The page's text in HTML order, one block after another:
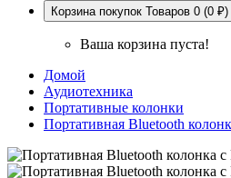
Корзина покупок Товаров 0 (0 ₽)
Ваша корзина пуста!
Домой
Аудиотехника
Портативные колонки
Портативная Bluetooth